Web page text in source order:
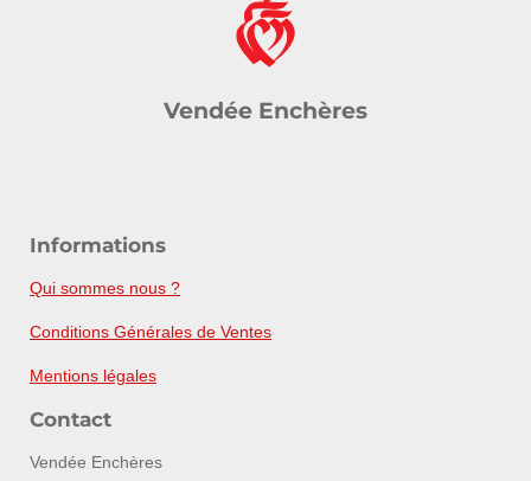
Vendée Enchères
Informations
Qui sommes nous ?
Conditions Générales de Ventes
Mentions légales
Contact
Vendée Enchères